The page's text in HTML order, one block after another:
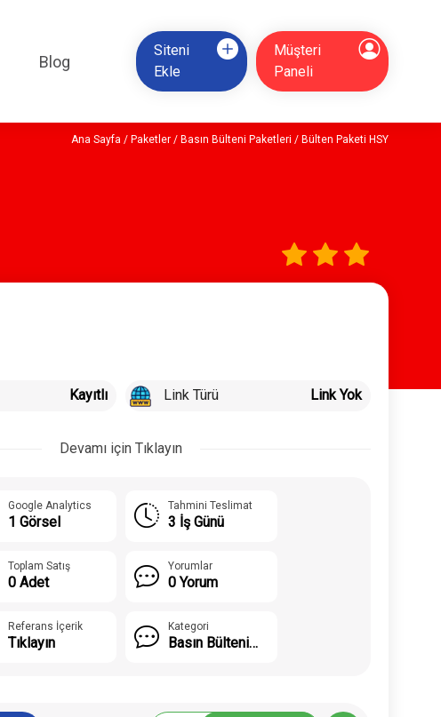
Blog
Siteni
Ekle
Müşteri
Paneli
Ana Sayfa / Paketler/ Basın Bülteni Paketleri / Bülten Paketi HSY
Kayıtlı Link Türü Link Yok
Devamı için Tıklayın
Google Analytics
1 Görsel
Tahmini Teslimat
3 İş Günü
Toplam Satış
0 Adet
Yorumlar
0 Yorum
Referans İçerik
Tıklayın
Kategori
Basın Bülteni